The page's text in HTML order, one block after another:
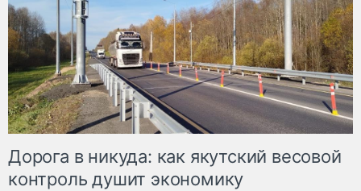
Дорога в никуда: как якутский весовой
контроль душит экономику